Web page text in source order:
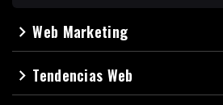
navigate_nextWeb Marketing
navigate_next Tendencias Web